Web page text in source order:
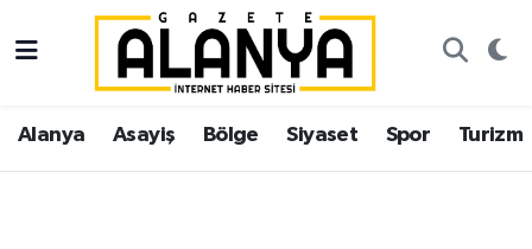
Alanya Asayiş Bölge Siyaset Spor Turizm
Alanya
Asayiş
İstanbul Nöbetçi Eczaneler
İstanbul Hava Durumu